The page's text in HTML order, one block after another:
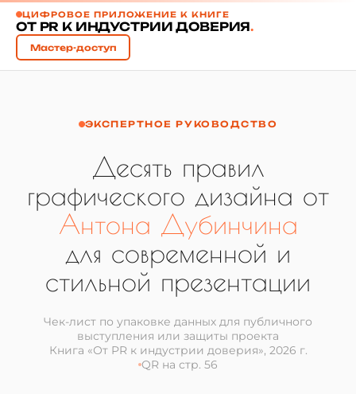
ЦИФРОВОЕ ПРИЛОЖЕНИЕ К КНИГЕ
ОТ PR К ИНДУСТРИИ ДОВЕРИЯ.
Мастер-доступ
ЭКСПЕРТНОЕ РУКОВОДСТВО
Десять правил
графического дизайна от
Антона Дубинчина
для современной и
стильной презентации
Чек-лист по упаковке данных для публичного
выступления или защиты проекта
Книга «От PR к индустрии доверия», 2026 г.
QR на стр. 56